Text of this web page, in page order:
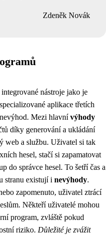
Zdeněk Novák
nástroje jako je
aplikace třetích
Mezi hlavnívýhody
díky generování a ukládání
web a službu. Uživatel si tak
hesel, stačí si zapamatovat
do správce hesel. To šetří čas a
stranu existují i nevýhody.
zapomenuto, uživatel ztrácí
Někteří uživatelé mohou
program, zvláště pokud
riziko. Důležité je zvážit